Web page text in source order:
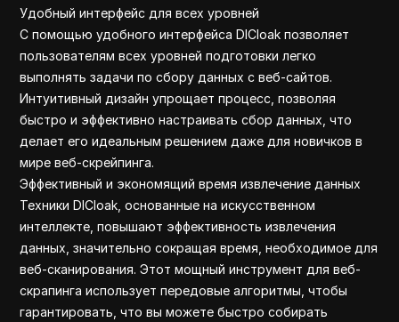
Удобный интерфейс для всех уровней
С помощью удобного интерфейса DICloak позволяет
пользователям всех уровней подготовки легко
выполнять задачи по сбору данных с веб-сайтов.
Интуитивный дизайн упрощает процесс, позволяя
быстро и эффективно настраивать сбор данных, что
делает его идеальным решением даже для новичков в
мире веб-скрейпинга.
Эффективный и экономящий время извлечение данных
Техники DICloak, основанные на искусственном
интеллекте, повышают эффективность извлечения
данных, значительно сокращая время, необходимое для
веб-сканирования. Этот мощный инструмент для веб-
скрапинга использует передовые алгоритмы, чтобы
гарантировать, что вы можете быстро собирать